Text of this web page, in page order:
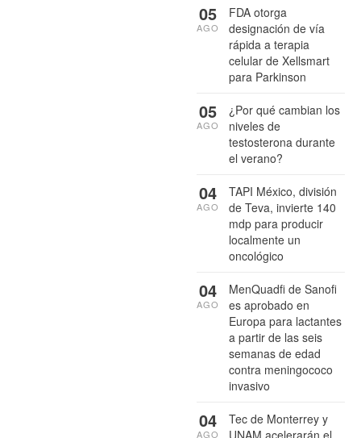
FDA otorga
designación de vía
rápida a terapia
celular de Xellsmart
para Parkinson
05
AGO
¿Por qué cambian los
niveles de
testosterona durante
el verano?
05
AGO
TAPI México, división
de Teva, invierte 140
mdp para producir
localmente un
oncológico
04
AGO
MenQuadfi de Sanofi
es aprobado en
Europa para lactantes
a partir de las seis
semanas de edad
contra meningococo
invasivo
04
AGO
Tec de Monterrey y
UNAM acelerarán el
04
AGO